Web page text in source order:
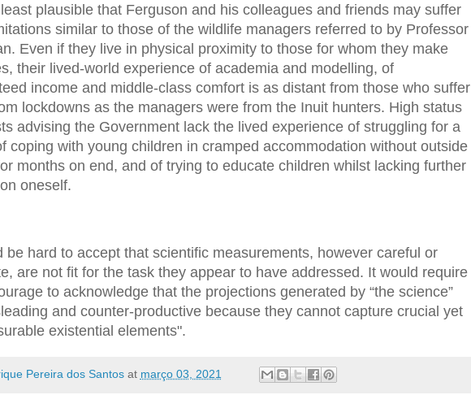
plausible that Ferguson and his colleagues and friends may suffer
similar to those of the wildlife managers referred to by Professor
Even if they live in physical proximity to those for whom they make
their lived-world experience of academia and modelling, of
income and middle-class comfort is as distant from those who suffer
lockdowns as the managers were from the Inuit hunters. High status
advising the Government lack the lived experience of struggling for a
coping with young children in cramped accommodation without outside
months on end, and of trying to educate children whilst lacking further
oneself.
be hard to accept that scientific measurements, however careful or
are not fit for the task they appear to have addressed. It would require
to acknowledge that the projections generated by “the science”
and counter-productive because they cannot capture crucial yet
existential elements".
Pereira dos Santos at março 03, 2021